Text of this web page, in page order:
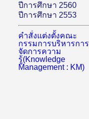
ปีการศึกษา 2560
ปีการศึกษา 2553
คำสั่งแต่งตั้งคณะ
กรรมการบริหารการ
จัดการความ
รู้(Knowledge
Management : KM)